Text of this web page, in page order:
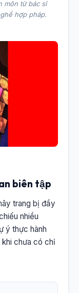
môn từ bác sĩ
hợp pháp.
biên tập
trang bị đầy
nhiều
ý thực hành
chưa có chỉ